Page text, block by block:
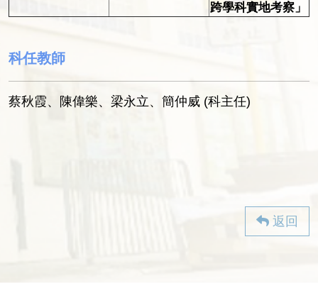
跨學科實地考察」
科任教師
蔡秋霞、陳偉樂、梁永立、簡仲威 (科主任)
返回